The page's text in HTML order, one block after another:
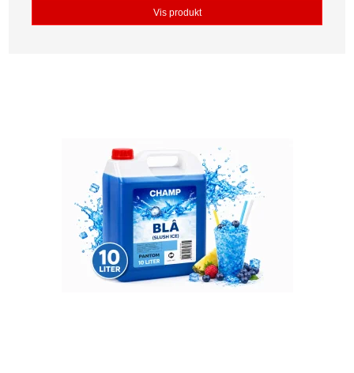
Vis produkt